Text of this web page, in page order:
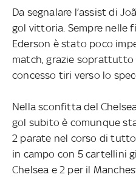
Da segnalare l’assist di
gol vittoria. Sempre nelle
Ederson è stato poco
match, grazie soprattutto
concesso tiri verso lo
Nella sconfitta del
gol subito è comunque
2 parate nel corso di
in campo con 5 cartellini
Chelsea e 2 per il